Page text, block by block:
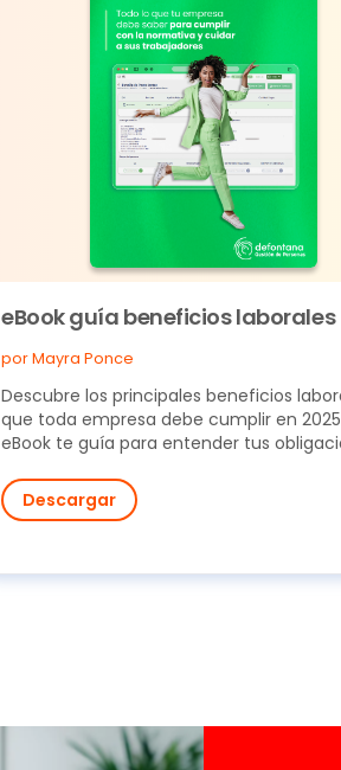
eBook guía beneficios laborales
por Mayra Ponce
Descubre los principales beneficios
que toda empresa debe cumplir en
eBook te guía para entender tus
Descargar